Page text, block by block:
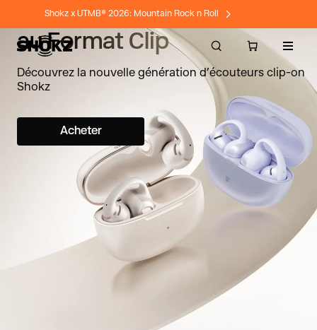
Shokz x UTMB® 2026: Mountain Rock n Roll
Un Son Riche et Puissant,
au Format Clip
Découvrez la nouvelle générationd’écouteurs clip-on
Shokz
Acheter